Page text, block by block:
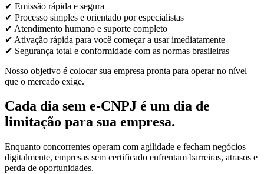
✔ Emissão rápida e segura
✔ Processo simples e orientado por especialistas
✔ Atendimento humano e suporte completo
✔ Ativação rápida para você começar a usar imediatamente
✔ Segurança total e conformidade com as normas brasileiras
Nosso objetivo é colocar sua empresa pronta para operar no nível
que o mercado exige.
Cada dia sem e-CNPJ é um dia de
limitação para sua empresa.
Enquanto concorrentes operam com agilidade e fecham negócios
digitalmente, empresas sem certificado enfrentam barreiras, atrasos e
perda de oportunidades.